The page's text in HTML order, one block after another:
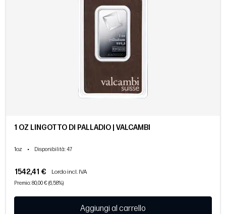
1 OZ LINGOTTO DI PALLADIO | VALCAMBI
1oz • Disponibilità: 47
1542,41 € Lordo incl. IVA
Premio: 80,00 € (6,58%)
Aggiungi al carrello